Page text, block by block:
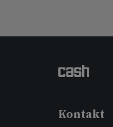
Kontakt